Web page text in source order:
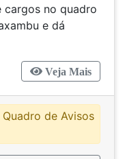
cargos no quadro
e dá
Veja Mais
de Avisos